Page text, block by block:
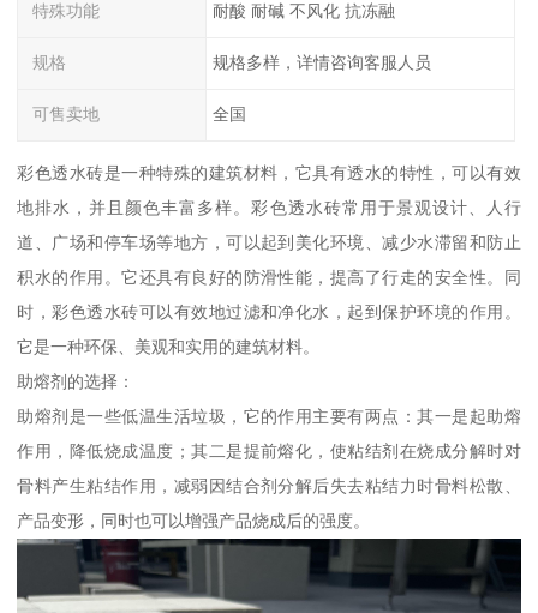
特殊功能 耐酸 耐碱 不风化 抗冻融
规格 规格多样，详情咨询客服人员
可售卖地 全国
彩色透水砖是一种特殊的建筑材料，它具有透水的特性，可以有效
地排水，并且颜色丰富多样。彩色透水砖常用于景观设计、人行
道、广场和停车场等地方，可以起到美化环境、减少水滞留和防止
积水的作用。它还具有良好的防滑性能，提高了行走的安全性。同
时，彩色透水砖可以有效地过滤和净化水，起到保护环境的作用。
它是一种环保、美观和实用的建筑材料。
助熔剂的选择：
助熔剂是一些低温生活垃圾，它的作用主要有两点：其一是起助熔
作用，降低烧成温度；其二是提前熔化，使粘结剂在烧成分解时对
骨料产生粘结作用，减弱因结合剂分解后失去粘结力时骨料松散、
产品变形，同时也可以增强产品烧成后的强度。